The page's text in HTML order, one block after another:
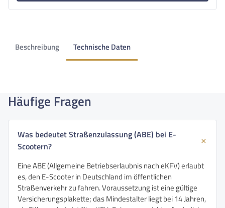
Beschreibung Technische Daten
Häufige Fragen
Was bedeutet Straßenzulassung (ABE) bei E-
Scootern?
Eine ABE (Allgemeine Betriebserlaubnis nach eKFV) erlaubt
es, den E-Scooter in Deutschland im öffentlichen
Straßenverkehr zu fahren. Voraussetzung ist eine gültige
Versicherungsplakette; das Mindestalter liegt bei 14 Jahren,